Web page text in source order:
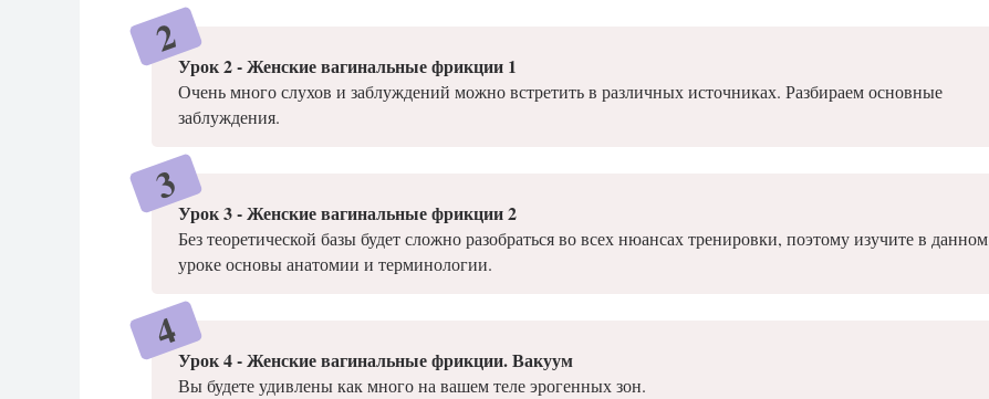
Урок 2 - Женские вагинальные фрикции 1
Очень много слухов и заблуждений можно встретить в различных источниках. Разбираем основные
заблуждения.
Урок 3 - Женские вагинальные фрикции 2
Без теоретической базы будет сложно разобраться во всех нюансах тренировки, поэтому изучите в данном
уроке основы анатомии и терминологии.
Урок 4 - Женские вагинальные фрикции. Вакуум
Вы будете удивлены как много на вашем теле эрогенных зон.